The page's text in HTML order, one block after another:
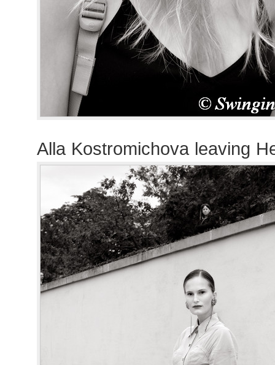
Alla Kostromichova leaving